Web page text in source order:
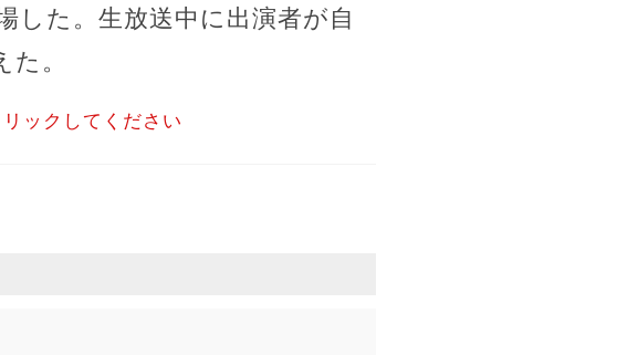
した。生放送中に出演者が自
。
ックしてください